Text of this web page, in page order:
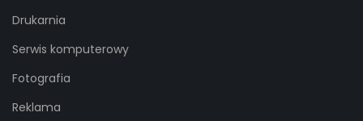
Drukarnia
Serwis komputerowy
Fotografia
Reklama